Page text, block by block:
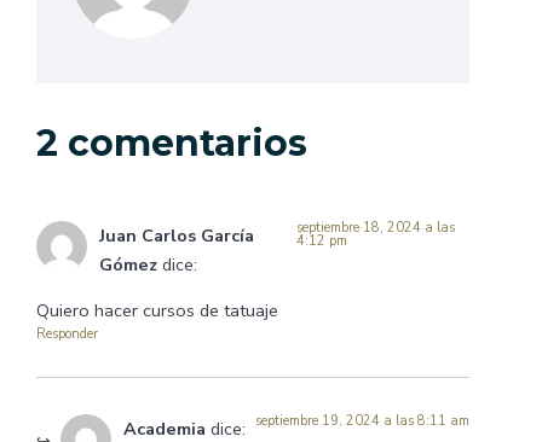
2 comentarios
Juan Carlos García
Gómez dice:
septiembre 18, 2024 a las
4:12 pm
Quiero hacer cursos de tatuaje
Responder
Academia dice: septiembre 19, 2024 a las 8:11 am